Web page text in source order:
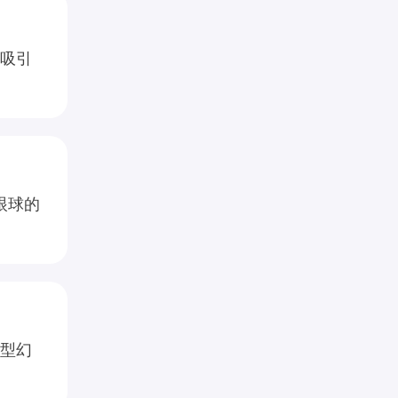
引
球的
幻